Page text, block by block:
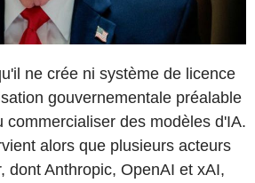
ne crée ni système de licence
gouvernementale préalable
commercialiser des modèles d'IA.
alors que plusieurs acteurs
dont Anthropic, OpenAI et xAI,